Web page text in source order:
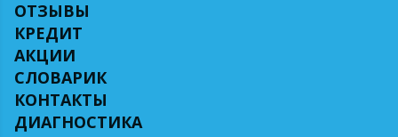
ОТЗЫВЫ
КРЕДИТ
АКЦИИ
СЛОВАРИК
КОНТАКТЫ
ДИАГНОСТИКА